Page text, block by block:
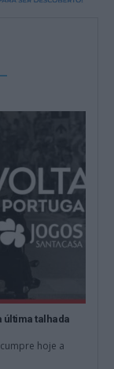
última talhada
hoje a